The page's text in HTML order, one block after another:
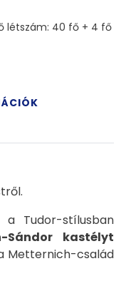
létszám: 40 fő + 4 fő
a Tudor-stílusban
Sándor kastélyt
Metternich-család